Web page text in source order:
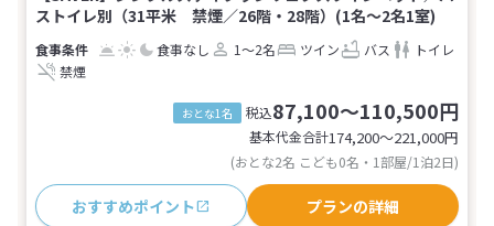
ストイレ別（31平米 禁煙／26階・28階）(1名～2名1室)
食事なし 1～2名 ツイン バス
トイレ
禁煙
おとな1名 税込87,100～110,500円
基本代金合計174,200〜221,000円
(おとな2名 こども0名・1部屋/1泊2日)
おすすめポイント プランの詳細